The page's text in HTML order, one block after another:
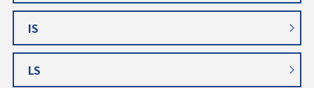
IS
LS